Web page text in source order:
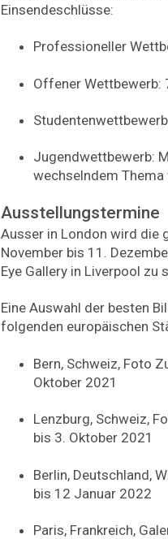
Einsendeschlüsse:
Professioneller
Offener Wettbewerb:
Jugendwettbewerb:
wechselndem
Ausstellungstermine
Ausser in London wird die
November bis 11.
Eye Gallery in Liverpool zu
Eine Auswahl der besten
folgenden europäischen
Bern, Schweiz, Foto
Oktober 2021
Lenzburg, Schweiz,
bis 3. Oktober 2021
Berlin, Deutschland,
bis 12 Januar 2022
Paris, Frankreich,